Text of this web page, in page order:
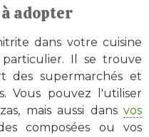
adopter
dans votre cuisine
Il se trouve
des supermarchés et
Vous pouvez l'utiliser
mais aussi dans vos
composées ou vos